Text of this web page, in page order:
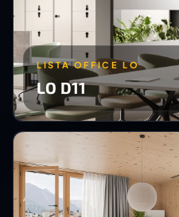
LISTA OFFICE LO
LO D11